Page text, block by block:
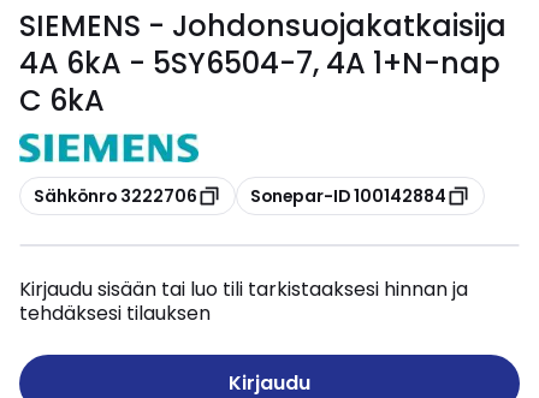
SIEMENS - Johdonsuojakatkaisija
4A 6kA - 5SY6504-7, 4A 1+N-nap
C 6kA
Kopioi
Sähkönro 3222706 Kopioi
Sonepar-ID 100142884
Kirjaudu sisään tai luo tili tarkistaaksesi hinnan ja
tehdäksesi tilauksen
Kirjaudu